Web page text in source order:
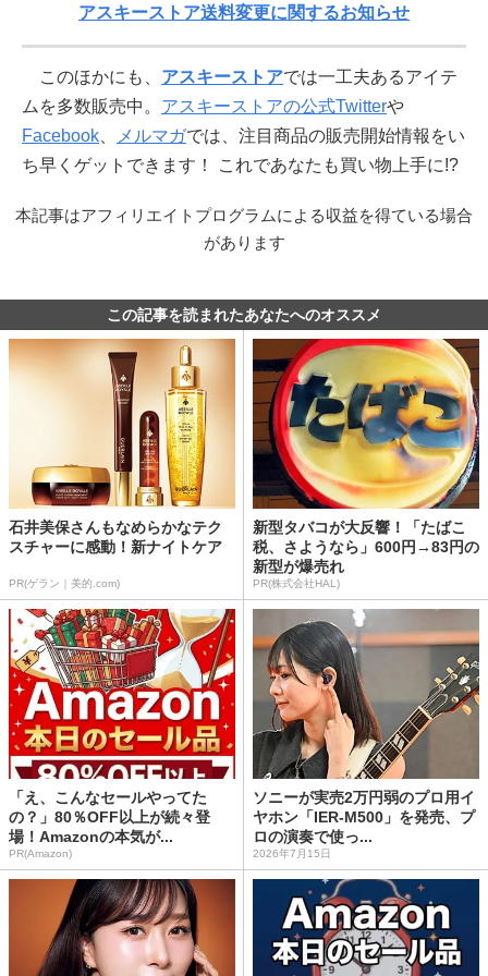
アスキーストア送料変更に関するお知らせ
このほかにも、 アスキーストアでは一工夫あるアイテ
ムを多数販売中。 アスキーストアの公式Twitterや
Facebook
メルマガでは、注目商品の販売開始情報をい
ち早くゲットできます！ これであなたも買い物上手に!?
本記事はアフィリエイトプログラムによる収益を得ている場合
があります
この記事を読まれたあなたへのオススメ
石井美保さんもなめらかなテク
スチャーに感動！新ナイトケア
PR(ゲラン｜美的.com)
新型タバコが大反響！「たばこ
税、さようなら」600円→83円の
新型が爆売れ
PR(株式会社HAL)
「え、こんなセールやってた
の？」80％OFF以上が続々登
場！Amazonの本気が...
PR(Amazon)
ソニーが実売2万円弱のプロ用イ
ヤホン「IER-M500」を発売、プ
ロの演奏で使っ...
2026年7月15日